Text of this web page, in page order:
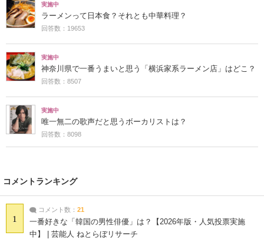
実施中
ラーメンって日本食？それとも中華料理？
回答数：19653
実施中
神奈川県で一番うまいと思う「横浜家系ラーメン店」はどこ？
回答数：8507
実施中
唯一無二の歌声だと思うボーカリストは？
回答数：8098
コメントランキング
1
コメント数： 21
一番好きな「韓国の男性俳優」は？【2026年版・人気投票実施
中】 | 芸能人 ねとらぼリサーチ